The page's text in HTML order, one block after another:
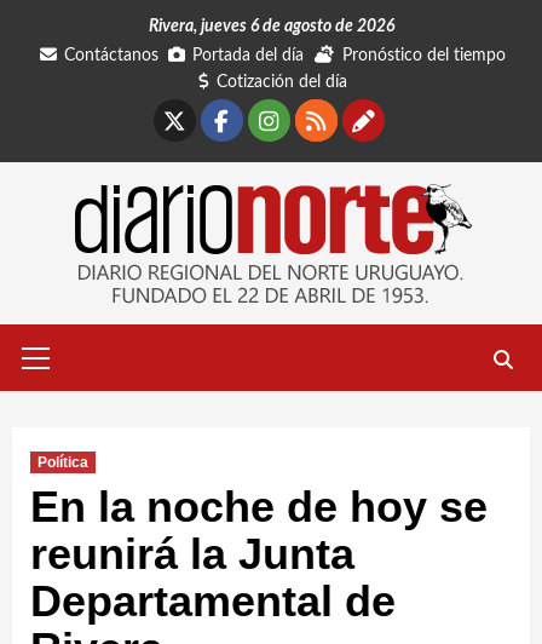
Rivera, jueves 6 de agosto de 2026
Contáctanos
Portada del día
Pronóstico del tiempo
Cotización del día
Facebook
Instagram
RSSContáctanos
primario
Política
En la noche de hoy se
reunirá la Junta
Departamental de